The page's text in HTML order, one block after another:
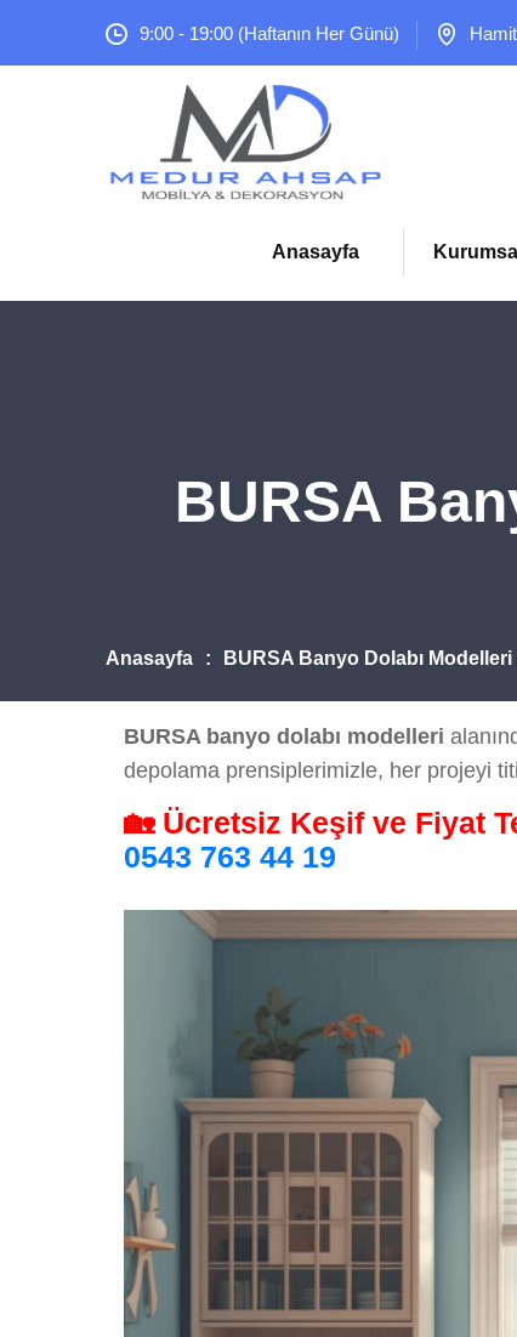
9:00 - 19:00 (Haftanın Her Günü)
Anasayfa Kurumsal
BURSA
Anasayfa BURSA Banyo Dolabı
BURSA banyo dolabı modelleri
depolama prensiplerimizle, her projeyi
🏡 Ücretsiz Keşif ve Fiyat
0543 763 44 19